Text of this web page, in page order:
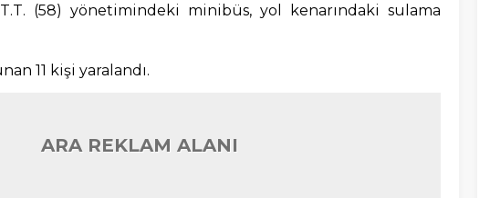
(58) yönetimindeki minibüs, yol kenarındaki sulama
11 kişi yaralandı.
ARA REKLAM ALANI